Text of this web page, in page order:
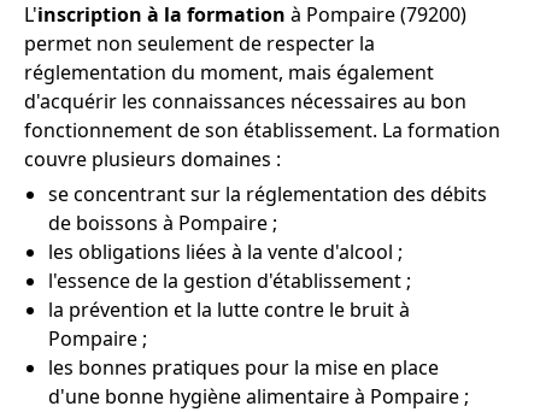
L'inscription à la formation à Pompaire (79200)
permet non seulement de respecter la
réglementation du moment, mais également
d'acquérir les connaissances nécessaires au bon
fonctionnement de son établissement. La formation
couvre plusieurs domaines :
se concentrant sur la réglementation des débits
de boissons à Pompaire ;
les obligations liées à la vente d'alcool ;
l'essence de la gestion d'établissement ;
la prévention et la lutte contre le bruit à
Pompaire ;
les bonnes pratiques pour la mise en place
d'une bonne hygiène alimentaire à Pompaire ;